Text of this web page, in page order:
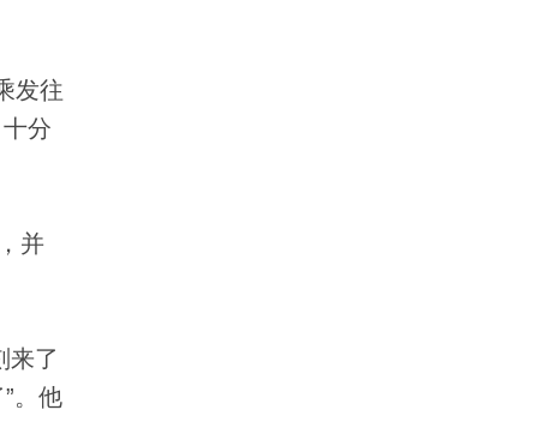
发往
分
并
了
。他